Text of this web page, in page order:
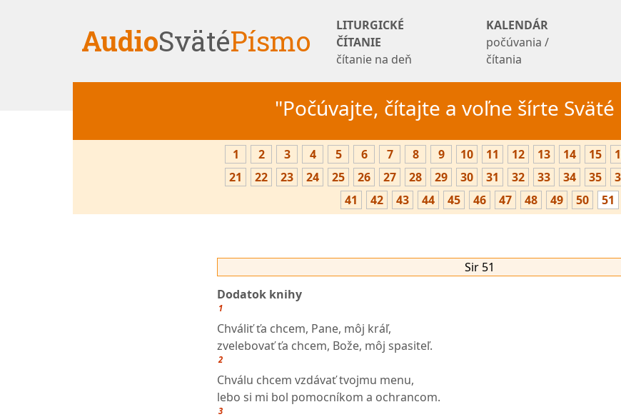
AudioSvätéPísmo
LITURGICKÉ
ČÍTANIE
čítanie na deň
KALENDÁR
počúvania /
čítania
"Počúvajte, čítajte a voľne šírte Sväté
1 2 3 4 5 6 7 8 9 10 11 12 13 14 15
21
22 23 24 25 26 27 28 29 30 31 32 33 34 35
41
42 43 44 45 46 47 48 49 50 51
Sir 51
Dodatok knihy
1
Chváliť ťa chcem, Pane, môj kráľ,
zvelebovať ťa chcem, Bože, môj spasiteľ.
2
Chválu chcem vzdávať tvojmu menu,
lebo si mi bol pomocníkom a ochrancom.
3